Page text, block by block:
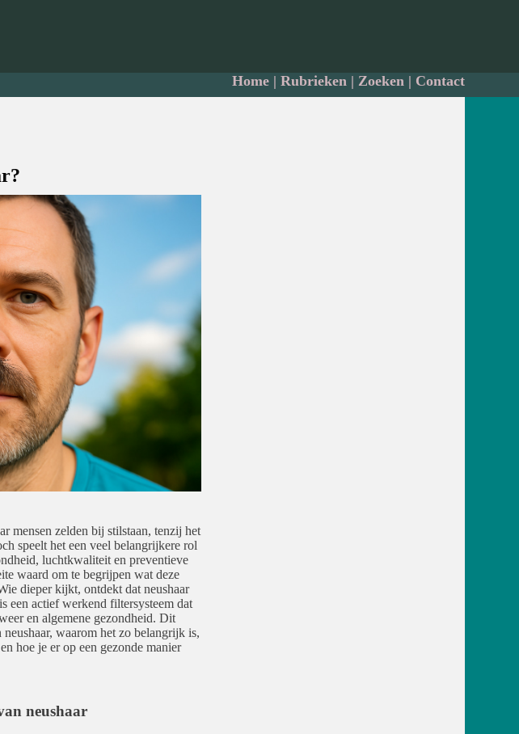
Home| Rubrieken| Zoeken| Contact
mensen zelden bij stilstaan, tenzij het
speelt het een veel belangrijkere rol
luchtkwaliteit en preventieve
waard om te begrijpen wat deze
dieper kijkt, ontdekt dat neushaar
een actief werkend filtersysteem dat
en algemene gezondheid. Dit
waarom het zo belangrijk is,
hoe je er op een gezonde manier
neushaar